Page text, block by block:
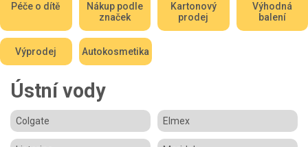
Péče o dítě
Nákup podle
značek
Kartonový
prodej
Výhodná
balení
Výprodej Autokosmetika
Ústní vody
Colgate Elmex